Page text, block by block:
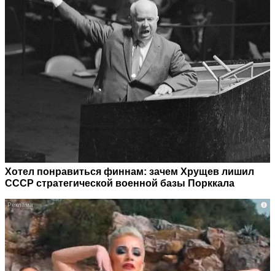
Хотел понравиться финнам: зачем Хрущев лишил
СССР стратегической военной базы Порккала
i